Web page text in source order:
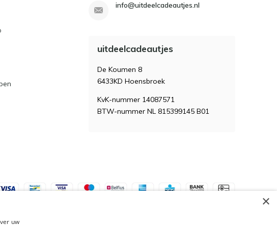
info@uitdeelcadeautjes.nl
uitdeelcadeautjes
De Koumen 8
6433KD Hoensbroek
KvK-nummer 14087571
BTW-nummer NL 815399145 B01
×
uw